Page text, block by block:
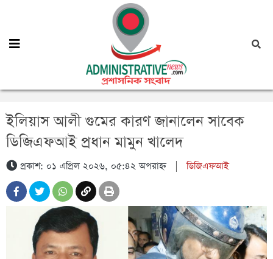
ইলিয়াস আলী গুমের কারণ জানালেন সাবেক
ডিজিএফআই প্রধান মামুন খালেদ
প্রকাশ: ০১ এপ্রিল ২০২৬, ০৫:৪২ অপরাহ্ন|ডিজিএফআই